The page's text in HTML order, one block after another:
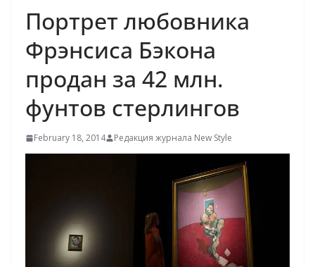
Портрет любовника
Фрэнсиса Бэкона
продан за 42 млн.
фунтов стерлингов
February 18, 2014 Редакция журнала New Style